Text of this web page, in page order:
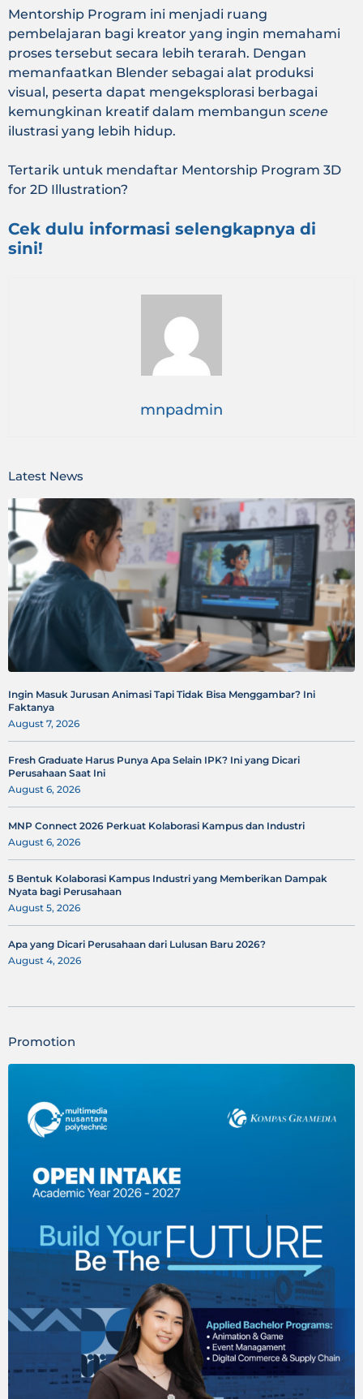
Mentorship Program ini menjadi ruang
pembelajaran bagi kreator yang ingin memahami
proses tersebut secara lebih terarah. Dengan
memanfaatkan Blender sebagai alat produksi
visual, peserta dapat mengeksplorasi berbagai
kemungkinan kreatif dalam membangun scene
ilustrasi yang lebih hidup.
Tertarik untuk mendaftar Mentorship Program 3D
for 2D Illustration?
Cek dulu informasi selengkapnya di
sini!
mnpadmin
Latest News
Ingin Masuk Jurusan Animasi Tapi Tidak Bisa Menggambar? Ini
Faktanya
August 7, 2026
Fresh Graduate Harus Punya Apa Selain IPK? Ini yang Dicari
Perusahaan Saat Ini
August 6, 2026
MNP Connect 2026 Perkuat Kolaborasi Kampus dan Industri
August 6, 2026
5 Bentuk Kolaborasi Kampus Industri yang Memberikan Dampak
Nyata bagi Perusahaan
August 5, 2026
Apa yang Dicari Perusahaan dari Lulusan Baru 2026?
August 4, 2026
Promotion